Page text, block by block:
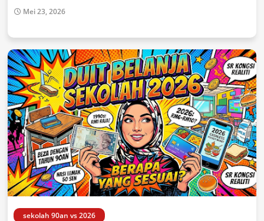
Mei 23, 2026
sekolah 90an vs 2026